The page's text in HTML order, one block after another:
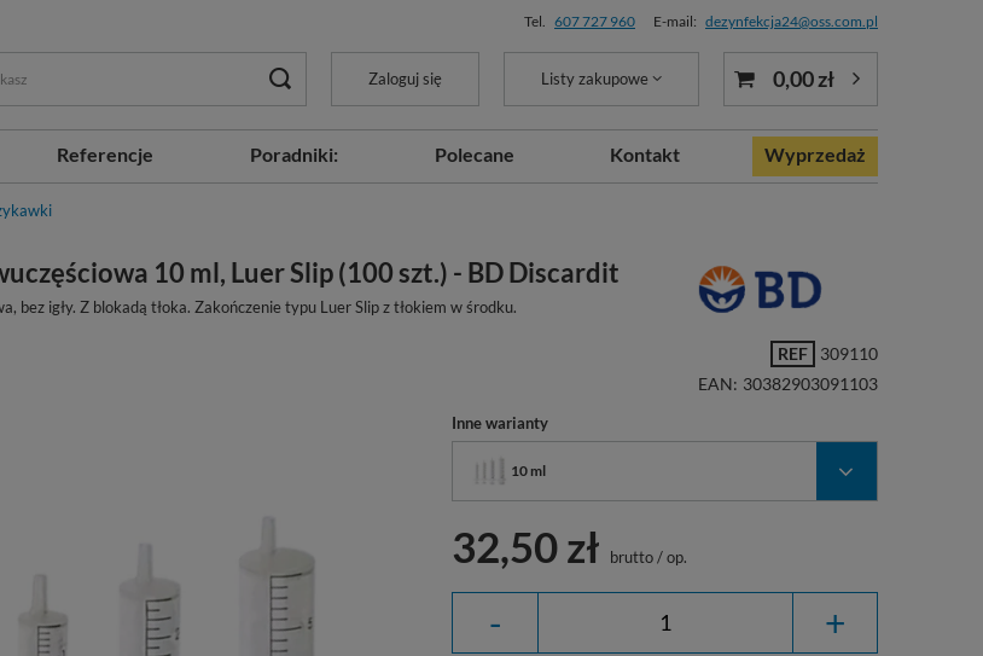
Tel. 607 727 960 E-mail: dezynfekcja24@oss.com.pl
Zaloguj się Listy zakupowe 0,00 zł
Referencje Poradniki: Polecane Kontakt Wyprzedaż
10 ml, Luer Slip (100 szt.) - BD Discardit
bez igły. Z blokadą tłoka. Zakończenie typu Luer Slip z tłokiem w środku.
REF
309110
EAN: 30382903091103
Inne warianty
10 ml
32,50 zł brutto/op.
- +